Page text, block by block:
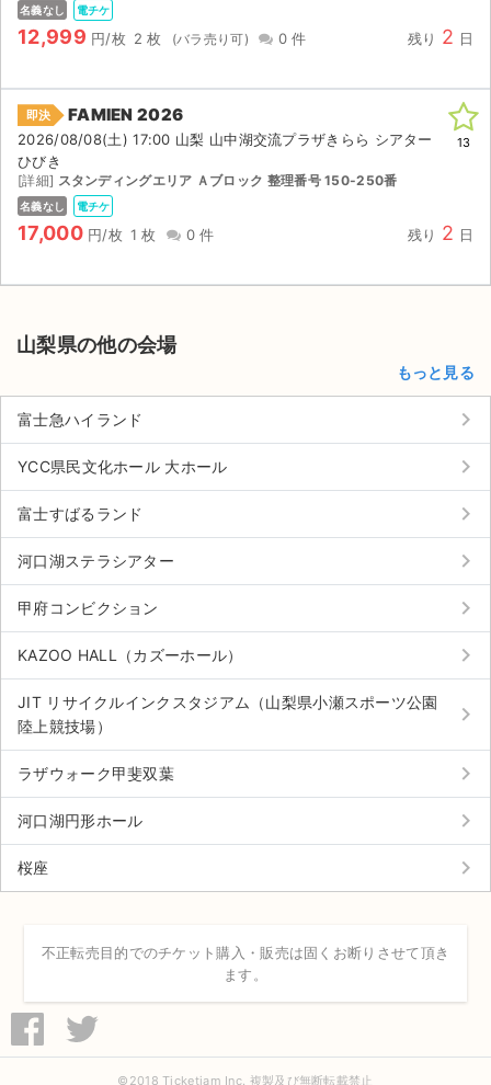
名義なし 電チケ
12,999 円/枚 2 枚 0 件 残り 2 日
即決 FAMIEN 2026
2026/08/08(土) 17:00 山梨 山中湖交流プラザきらら シアター
ひびき
[詳細] スタンディングエリア Ａブロック 整理番号 150-250番
名義なし 電チケ
17,000 円/枚 1 枚 0 件 残り 2 日
13
山梨県の他の会場
もっと見る
富士急ハイランド keyboard_arrow_right
YCC県民文化ホール 大ホール keyboard_arrow_right
富士すばるランド keyboard_arrow_right
河口湖ステラシアター keyboard_arrow_right
甲府コンビクション keyboard_arrow_right
KAZOO HALL（カズーホール） keyboard_arrow_right
JIT リサイクルインクスタジアム（山梨県小瀬スポーツ公園
陸上競技場）
keyboard_arrow_right
ラザウォーク甲斐双葉 keyboard_arrow_right
河口湖円形ホール keyboard_arrow_right
桜座 keyboard_arrow_right
不正転売目的でのチケット購入・販売は固くお断りさせて頂き
ます。
©2018 Ticketjam Inc. 複製及び無断転載禁止